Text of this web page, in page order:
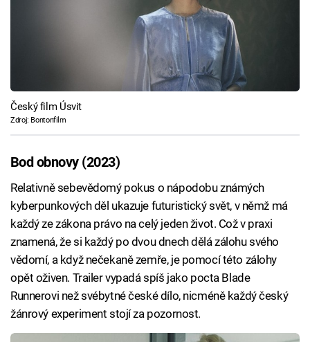
Český film Úsvit
Zdroj: Bontonfilm
Bod obnovy (2023)
Relativně sebevědomý pokus o nápodobu známých
kyberpunkových děl ukazuje futuristický svět, v němž má
každý ze zákona právo na celý jeden život. Což v praxi
znamená, že si každý po dvou dnech dělá zálohu svého
vědomí, a když nečekaně zemře, je pomocí této zálohy
opět oživen. Trailer vypadá spíš jako pocta Blade
Runnerovi než svébytné české dílo, nicméně každý český
žánrový experiment stojí za pozornost.